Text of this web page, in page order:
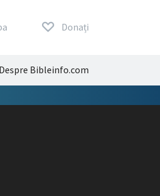
Donați
Despre Bibleinfo.com